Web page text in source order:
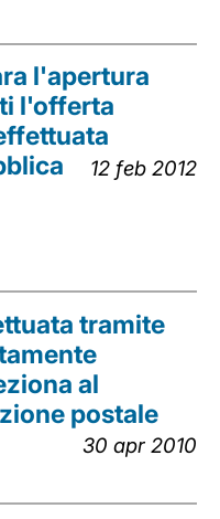
l'apertura
l'offerta
12 feb 2012
tramite
al
postale
30 apr 2010